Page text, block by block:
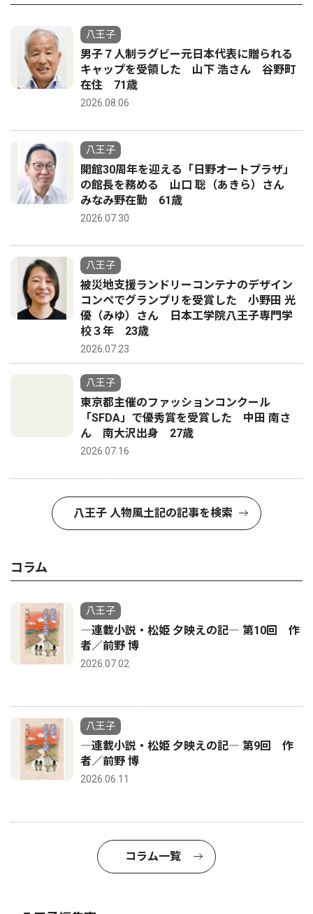
八王子
男子７人制ラグビー元日本代表に贈られる
キャップを受領した 山下 浩さん 谷野町
在住 71歳
2026.08.06
八王子
開館30周年を迎える「日野オートプラザ」
の館長を務める 山口 聡（あきら）さん
みなみ野在勤 61歳
2026.07.30
八王子
被災地支援ランドリーコンテナのデザイン
コンペでグランプリを受賞した 小野田 光
優（みゆ）さん 日本工学院八王子専門学
校３年 23歳
2026.07.23
八王子
東京都主催のファッションコンクール
「SFDA」で優秀賞を受賞した 中田 南さ
ん 南大沢出身 27歳
2026.07.16
八王子 人物風土記の記事を検索
コラム
八王子
―連載小説・松姫 夕映えの記― 第10回 作
者／前野 博
2026.07.02
八王子
―連載小説・松姫 夕映えの記― 第9回 作
者／前野 博
2026.06.11
コラム一覧